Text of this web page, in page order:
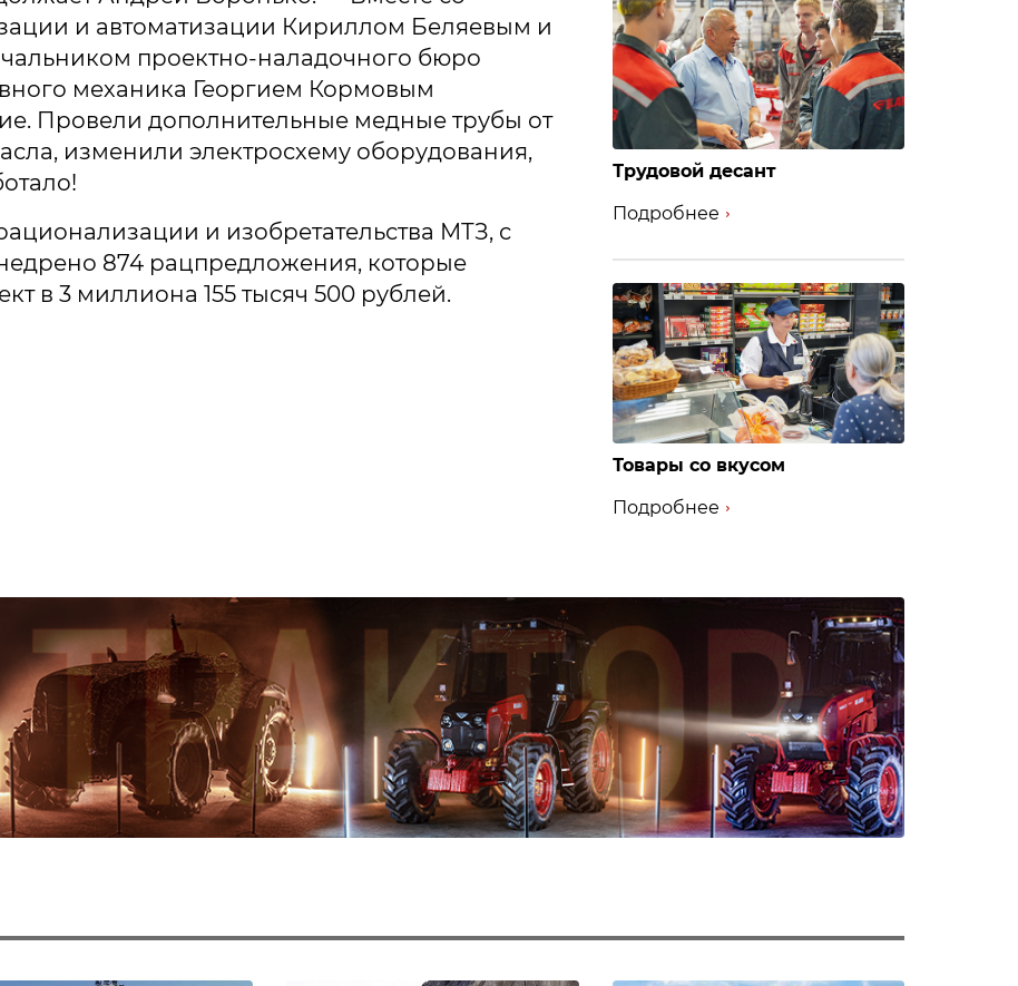
и автоматизации Кириллом Беляевым и
проектно-наладочного бюро
механика Георгием Кормовым
Провели дополнительные медные трубы от
изменили электросхему оборудования,
и изобретательства МТЗ, с
874 рацпредложения, которые
в 3 миллиона 155 тысяч 500 рублей.
Трудовой десант
Подробнее
Товары со вкусом
Подробнее